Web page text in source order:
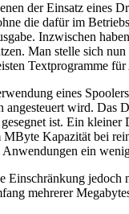
der Einsatz eines
die dafür im
Inzwischen
Man stelle sich
Textprogramme
eines
angesteuert wird. Das
ist. Ein
Kapazität bei
ein
Einschränkung
mehrerer